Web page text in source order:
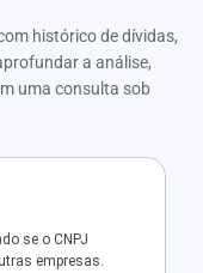
histórico de dívidas,
a análise,
uma consulta sob
se o CNPJ
empresas.